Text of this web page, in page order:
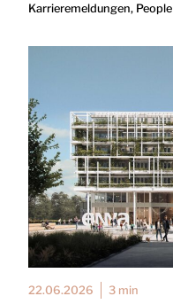
Karrieremeldungen, People
22.06.2026 3 min